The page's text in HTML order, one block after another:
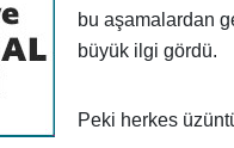
bu aşamalardan
büyük ilgi gördü.
Peki herkes